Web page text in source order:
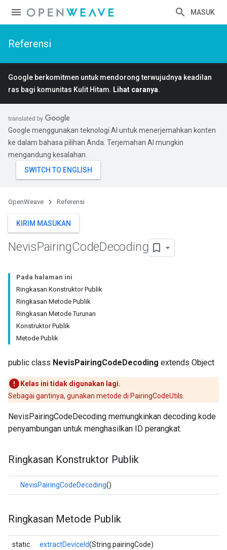
MASUK
Referensi
Google berkomitmen untuk mendorong terwujudnya keadilan
ras bagi komunitas Kulit Hitam. Lihat caranya.
Google menggunakan teknologi AI untuk menerjemahkan konten
ke dalam bahasa pilihan Anda. Terjemahan AI mungkin
mengandung kesalahan.
OpenWeave Referensi
KIRIM MASUKAN
NevisPairingCodeDecoding
Pada halaman ini
Ringkasan Konstruktor Publik
Ringkasan Metode Publik
Ringkasan Metode Turunan
Konstruktor Publik
Metode Publik
public class NevisPairingCodeDecoding extends Object
Kelas ini tidak digunakan lagi.
Sebagai gantinya, gunakan metode di PairingCodeUtils.
NevisPairingCodeDecoding memungkinkan decoding kode
penyambungan untuk menghasilkan ID perangkat.
Ringkasan Konstruktor Publik
NevisPairingCodeDecoding()
Ringkasan Metode Publik
static
extractDeviceId(String pairingCode)